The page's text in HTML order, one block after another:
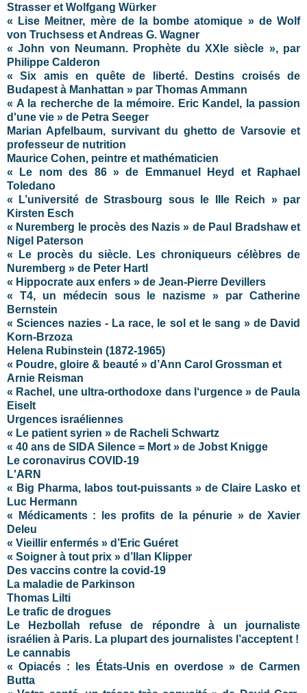
Strasser et Wolfgang Würker
« Lise Meitner, mère de la bombe atomique » de Wolf
von Truchsess et Andreas G. Wagner
« John von Neumann. Prophète du XXIe siècle », par
Philippe Calderon
« Six amis en quête de liberté. Destins croisés de
Budapest à Manhattan » par Thomas Ammann
« A la recherche de la mémoire. Eric Kandel, la passion
d'une vie » de Petra Seeger
Marian Apfelbaum, survivant du ghetto de Varsovie et
professeur de nutrition
Maurice Cohen, peintre et mathématicien
« Le nom des 86 » de Emmanuel Heyd et Raphael
Toledano
« L’université de Strasbourg sous le IIIe Reich » par
Kirsten Esch
« Nuremberg le procès des Nazis » de Paul Bradshaw et
Nigel Paterson
« Le procès du siècle. Les chroniqueurs célèbres de
Nuremberg » de Peter Hartl
« Hippocrate aux enfers » de Jean-Pierre Devillers
« T4, un médecin sous le nazisme » par Catherine
Bernstein
« Sciences nazies - La race, le sol et le sang » de David
Korn-Brzoza
Helena Rubinstein (1872-1965)
« Poudre, gloire & beauté » d’Ann Carol Grossman et
Arnie Reisman
« Rachel, une ultra-orthodoxe dans l‘urgence » de Paula
Eiselt
Urgences israéliennes
« Le patient syrien » de Racheli Schwartz
« 40 ans de SIDA Silence = Mort » de Jobst Knigge
Le coronavirus COVID-19
L'ARN
« Big Pharma, labos tout-puissants » de Claire Lasko et
Luc Hermann
« Médicaments : les profits de la pénurie » de Xavier
Deleu
« Vieillir enfermés » d’Eric Guéret
« Soigner à tout prix » d’Ilan Klipper
Des vaccins contre la covid-19
La maladie de Parkinson
Thomas Lilti
Le trafic de drogues
Le Hezbollah refuse de répondre à un journaliste
israélien à Paris. La plupart des journalistes l’acceptent !
Le cannabis
« Opiacés : les États-Unis en overdose » de Carmen
Butta